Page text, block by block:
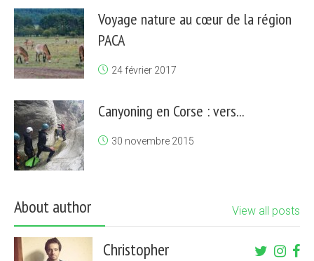
Voyage nature au cœur de la région
PACA
24 février 2017
Canyoning en Corse : vers...
30 novembre 2015
About author View all posts
Christopher